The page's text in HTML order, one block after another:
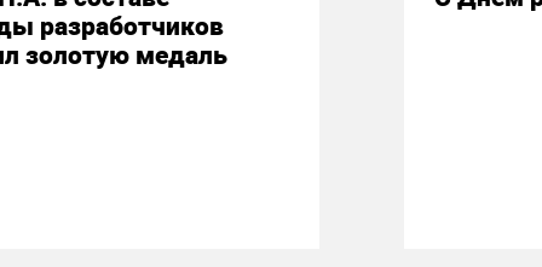
разработчиков
золотую медаль